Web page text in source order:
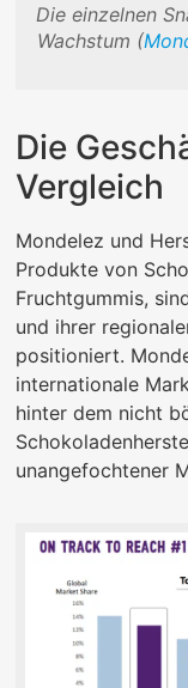
Die einzelnen
Wachstum (
Die
Vergleich
Mondelez und
Produkte von
Fruchtgummis,
und ihrer
positioniert.
internationale
hinter dem nicht
unangefochtener